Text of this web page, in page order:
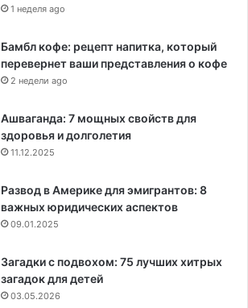
1 неделя ago
Бамбл кофе: рецепт напитка, который
перевернет ваши представления о кофе
2 недели ago
Ашваганда: 7 мощных свойств для
здоровья и долголетия
11.12.2025
Развод в Америке для эмигрантов: 8
важных юридических аспектов
09.01.2025
Загадки с подвохом: 75 лучших хитрых
загадок для детей
03.05.2026